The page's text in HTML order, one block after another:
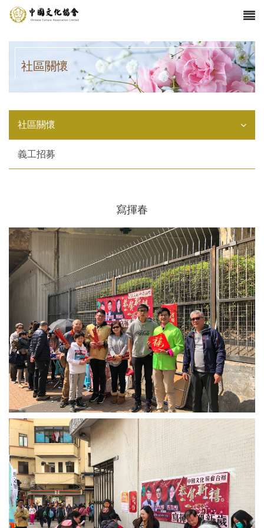
社區關懷
社區關懷
義工招募
寫揮春